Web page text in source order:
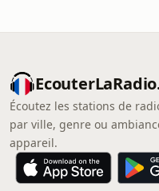
Écoutez les stations de
par ville, genre ou
appareil.